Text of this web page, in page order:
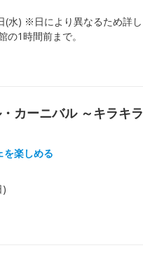
(水) ※日により異なるため詳し
1時間前まで。
カーニバル ～キラキラ
を楽しめる
)